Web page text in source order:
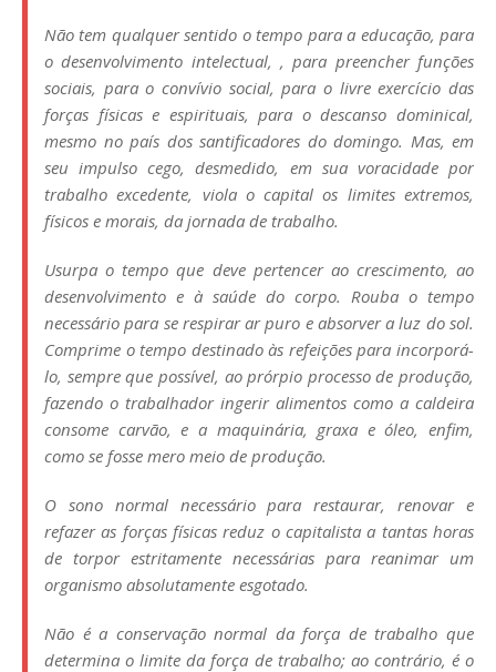
Não tem qualquer sentido o tempo para a educação, para
o desenvolvimento intelectual, , para preencher funções
sociais, para o convívio social, para o livre exercício das
forças físicas e espirituais, para o descanso dominical,
mesmo no país dos santificadores do domingo. Mas, em
seu impulso cego, desmedido, em sua voracidade por
trabalho excedente, viola o capital os limites extremos,
físicos e morais, da jornada de trabalho.
Usurpa o tempo que deve pertencer ao crescimento, ao
desenvolvimento e à saúde do corpo. Rouba o tempo
necessário para se respirar ar puro e absorver a luz do sol.
Comprime o tempo destinado às refeições para incorporá-
lo, sempre que possível, ao prórpio processo de produção,
fazendo o trabalhador ingerir alimentos como a caldeira
consome carvão, e a maquinária, graxa e óleo, enfim,
como se fosse mero meio de produção.
O sono normal necessário para restaurar, renovar e
refazer as forças físicas reduz o capitalista a tantas horas
de torpor estritamente necessárias para reanimar um
organismo absolutamente esgotado.
Não é a conservação normal da força de trabalho que
determina o limite da força de trabalho; ao contrário, é o